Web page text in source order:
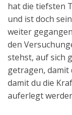
hat die tiefsten
und ist doch
weiter
den
stehst, auf sich
getragen, damit
damit du die
auferlegt